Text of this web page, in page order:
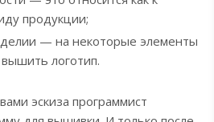
продукции;
— на некоторые элементы
логотип.
эскиза программист